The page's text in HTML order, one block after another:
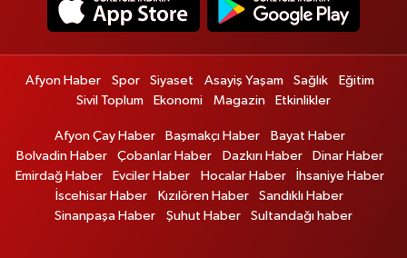
Afyon Haber Spor Siyaset Asayiş Yaşam Sağlık
Eğitim
Sivil Toplum
Ekonomi Magazin Etkinlikler
Afyon Çay Haber Başmakçı Haber
Bayat Haber
Bolvadin Haber
Çobanlar Haber Dazkırı Haber
Dinar Haber
Emirdağ Haber
Evciler Haber Hocalar Haber
İhsaniye Haber
İscehisar Haber
Kızılören Haber
Sandıklı Haber
Sinanpaşa Haber
Şuhut Haber Sultandağı haber